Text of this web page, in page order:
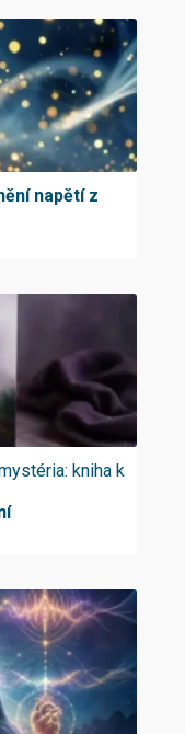
napětí z
kniha k